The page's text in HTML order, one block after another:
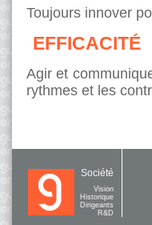
Toujours innover
EFFICACITÉ
Agir et
rythmes et les
Société
Vision
Historique
Dirigeants
R&D